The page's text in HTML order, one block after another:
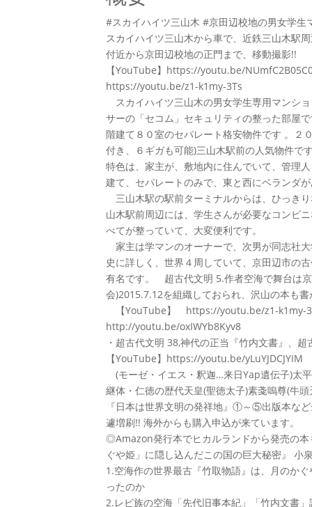
#スカイハイツ三山木 #京田辺校地の男女学
スカイハイツ三山木から車で、近鉄三山木駅
付近から京田辺校地の正門まで、移動撮影!!
【YouTube】https://youtu.be/
https://youtu.be/z1-k1my-3Ts
スカイハイツ三山木の男女学生専用マンシ
サーの「セコム」セキュリティの整った部屋
階建て８０室のセパレート格安物件です 。２
付き、６ギガも可能)三山木駅前の人気物件で
特色は、家主が、敷地内に住んでいて、管理
建て、セパレートのみで、東と西にベランダ
三山木駅の駅前ターミナルからは、ひっき
山木駅前周辺には、学生さんが必要なコンビ
べてが整っていて、大変便利です。
家主は学マンのオーナーで、次男が同志社
史に詳しく、世界４周していて、京田辺市の
有名です。 超古代文明 5.作者空海で舞台は
会)2015.7.12を組織しておられ、沢山の本も
【YouTube】 https://youtu.be/z1-k1my-
http://youtu.be/oxIWYb8Kyv8
・超古代文明 38,神代の正当『竹内文書』
【YouTube】https://youtu.be/yLuYJDCJYIM
(モーゼ・イエス・釈迦…来日Yap遺伝子)太
継体・仁徳の歴代天皇(聖徳太子)素戔嗚尊(牛
『日本は世界文明の発祥地』①～⑤出版本な
遽増刷!! 海外からも購入申込が来ています。
◎Amazon発行本でヒカルランドから発売の
ぐや姫」に隠し込んだこの国の巨大秘密』 小
1.空海作の世界最古『竹取物語』は、月のか
ったのか
2.レビ族の空海「先代旧事本紀」「竹内文書